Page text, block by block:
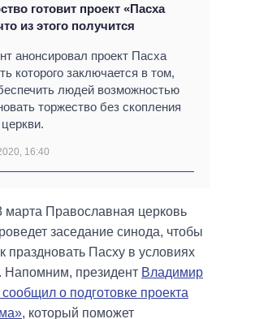
готовит проект «Пасха
из этого получится
анонсировал проект Пасха
которого заключается в том,
людей возможностью
торжество без скопления
16:40
марта Православная церковь
заседание синода, чтобы
праздновать Пасху в условиях
Напомним, президент Владимир
о подготовке проекта
, который поможет